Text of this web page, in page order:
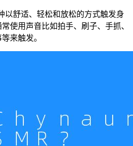
以舒适、轻松和放松的方式触发身
使用声音比如拍手、刷子、手抓、
来触发。